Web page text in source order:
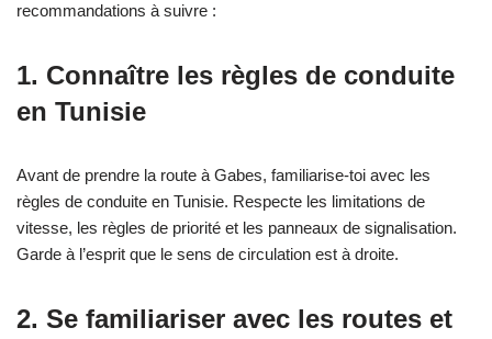
recommandations à suivre :
1. Connaître les règles de conduite
en Tunisie
Avant de prendre la route à Gabes, familiarise-toi avec les
règles de conduite en Tunisie. Respecte les limitations de
vitesse, les règles de priorité et les panneaux de signalisation.
Garde à l’esprit que le sens de circulation est à droite.
2. Se familiariser avec les routes et